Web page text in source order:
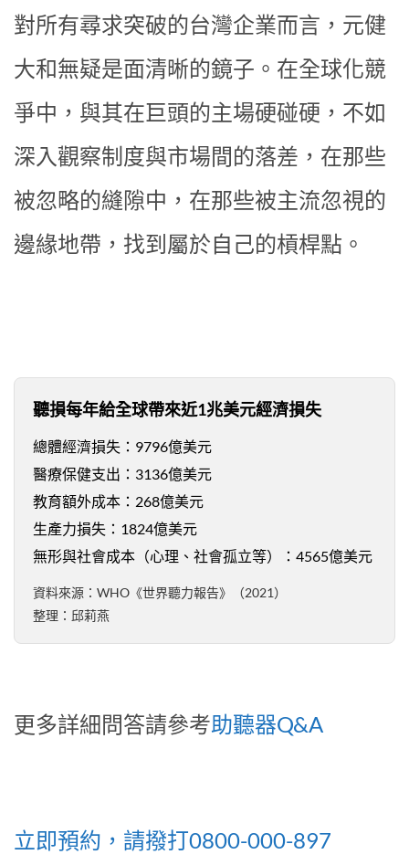
對所有尋求突破的台灣企業而言，元健
大和無疑是面清晰的鏡子。在全球化競
爭中，與其在巨頭的主場硬碰硬，不如
深入觀察制度與市場間的落差，在那些
被忽略的縫隙中，在那些被主流忽視的
邊緣地帶，找到屬於自己的槓桿點。
聽損每年給全球帶來近1兆美元經濟損失
總體經濟損失：9796億美元
醫療保健支出：3136億美元
教育額外成本：268億美元
生產力損失：1824億美元
無形與社會成本（心理、社會孤立等）：4565億美元
資料來源：WHO《世界聽力報告》（2021）
整理：邱莉燕
更多詳細問答請參考助聽器Q&A
立即預約，請撥打0800-000-897